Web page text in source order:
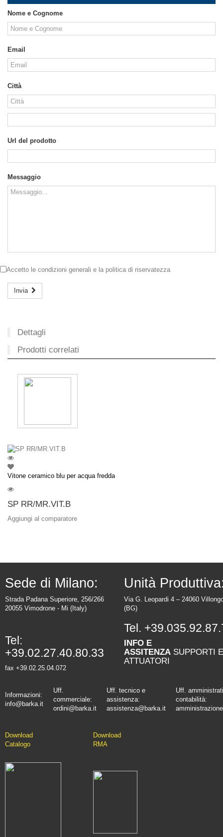
Nome e Cognome
Email
Città
Url del prodotto
Messaggio
Accetto le condizioni generali e la politica di riservatezza
Invia
Dettagli
Prodotti correlati
Vitone ceramico blu per acqua fredda
SP RR/MR.VIT.B
Aggiungi al comparatore
Sede di Milano:
Strada Padana Superiore, 256/266
20055 Vimodrone - Mi (Italy)
Tel:
+39.02.27.40.80.33
fax +39.02.25.04.072
Unità
Via G. Leopardi 4 – 24060
(BG)
Tel.
INFO E
ASSITENZA SUPPORTI E
ATTUATORI
Informazioni:
info@barka.it
Uff.
commerciale:
ordini@barka.it
Uff. tecnico e
assistenza:
assistenza@barka.it
Uff.
contabilità:
Download
Catalogo
Download
RMA